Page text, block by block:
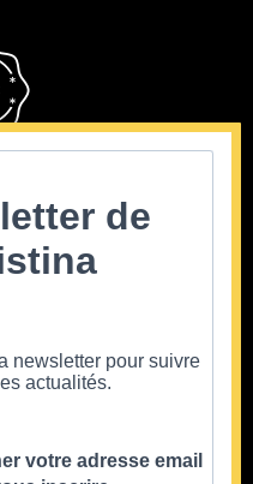
Team Building
Formations
de
newsletter pour suivre
actualités.
votre adresse email